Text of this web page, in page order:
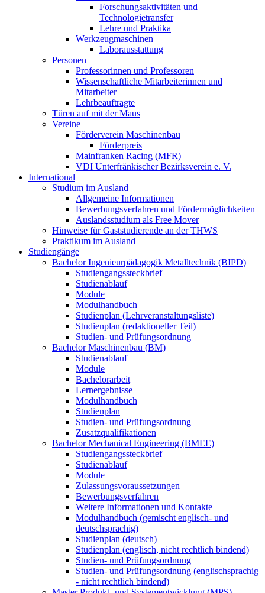
Forschungsaktivitäten und
Technologietransfer
Lehre und Praktika
Werkzeugmaschinen
Laborausstattung
Personen
Professorinnen und Professoren
Wissenschaftliche Mitarbeiterinnen und
Mitarbeiter
Lehrbeauftragte
Türen auf mit der Maus
Vereine
Förderverein Maschinenbau
Förderpreis
Mainfranken Racing (MFR)
VDI Unterfränkischer Bezirksverein e. V.
International
Studium im Ausland
Allgemeine Informationen
Bewerbungsverfahren und Fördermöglichkeiten
Auslandsstudium als Free Mover
Hinweise für Gaststudierende an der THWS
Praktikum im Ausland
Studiengänge
Bachelor Ingenieurpädagogik Metalltechnik (BIPD)
Studiengangssteckbrief
Studienablauf
Module
Modulhandbuch
Studienplan (Lehrveranstaltungsliste)
Studienplan (redaktioneller Teil)
Studien- und Prüfungsordnung
Bachelor Maschinenbau (BM)
Studienablauf
Module
Bachelorarbeit
Lernergebnisse
Modulhandbuch
Studienplan
Studien- und Prüfungsordnung
Zusatzqualifikationen
Bachelor Mechanical Engineering (BMEE)
Studiengangssteckbrief
Studienablauf
Module
Zulassungsvoraussetzungen
Bewerbungsverfahren
Weitere Informationen und Kontakte
Modulhandbuch (gemischt englisch- und
deutschsprachig)
Studienplan (deutsch)
Studienplan (englisch, nicht rechtlich bindend)
Studien- und Prüfungsordnung
Studien- und Prüfungsordnung (englischsprachig
- nicht rechtlich bindend)